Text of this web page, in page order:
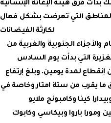
التي تعرضت بشكل فعال
لكارثة الفيضانات
الجنوبية والغربية من
التي بدأت يوم السادس
لمدة يومين. وبلغ إرتفاع
يقرب من ستة امتار وخاصة في
كينا وكامبونج ملايو
ومورا باروا وبيكاسي وكابوك